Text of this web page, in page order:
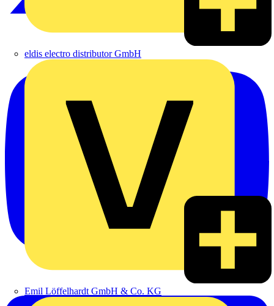
eldis electro distributor GmbH
Emil Löffelhardt GmbH & Co. KG